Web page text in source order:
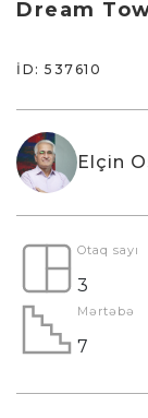
Dream
İD: 537610
Elçin
Otaq sayı
3
Mərtəbə
7